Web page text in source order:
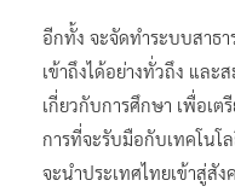
อีกทั้ง จะจัดทำระบบสาธ
เข้าถึงได้อย่างทั่วถึง แล
เกี่ยวกับการศึกษา เพื่อเต
การที่จะรับมือกับเทคโนโ
จะนำประเทศไทยเข้าสู่สั